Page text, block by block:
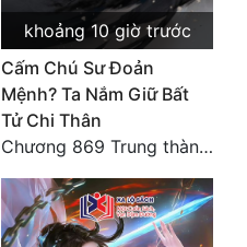
khoảng 10 giờ trước
Cấm Chú Sư Đoản
Mệnh? Ta Nắm Giữ Bất
Tử Chi Thân
Chương 869 Trung thành tuyệt đối